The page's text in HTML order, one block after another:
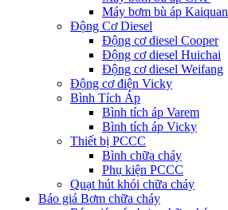
Máy bơm bù áp Kaiquan
Động Cơ Diesel
Động cơ diesel Cooper
Động cơ diesel Huichai
Động cơ diesel Weifang
Động cơ điện Vicky
Bình Tích Áp
Bình tích áp Varem
Bình tích áp Vicky
Thiết bị PCCC
Bình chữa cháy
Phụ kiện PCCC
Quạt hút khói chữa cháy
Báo giá Bơm chữa cháy